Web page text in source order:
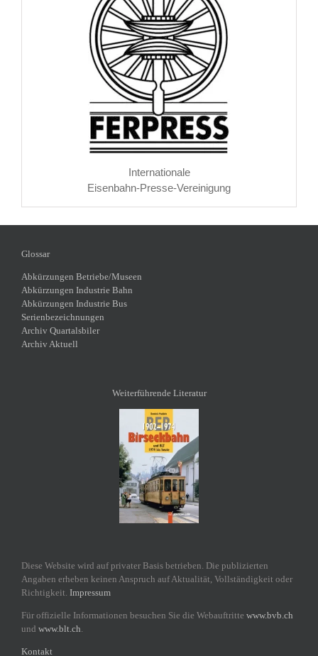
Internationale
Eisenbahn-Presse-Vereinigung
Glossar
Abkürzungen Betriebe/Museen
Abkürzungen Industrie Bahn
Abkürzungen Industrie Bus
Serienbezeichnungen
Archiv Quartalsbiler
Archiv Aktuell
Weiterführende Literatur
Diese Website wird auf privater Basis betrieben. Die publizierten
Angaben erheben keinen Anspruch auf Aktualität, Vollständigkeit oder
Richtigkeit. Impressum
Für offizielle Informationen besuchen Sie die Webauftritte www.bvb.ch
und www.blt.ch
Kontakt